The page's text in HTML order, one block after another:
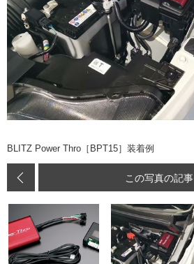
BLITZ Power Thro［BPT15］装着例
この写真の記事